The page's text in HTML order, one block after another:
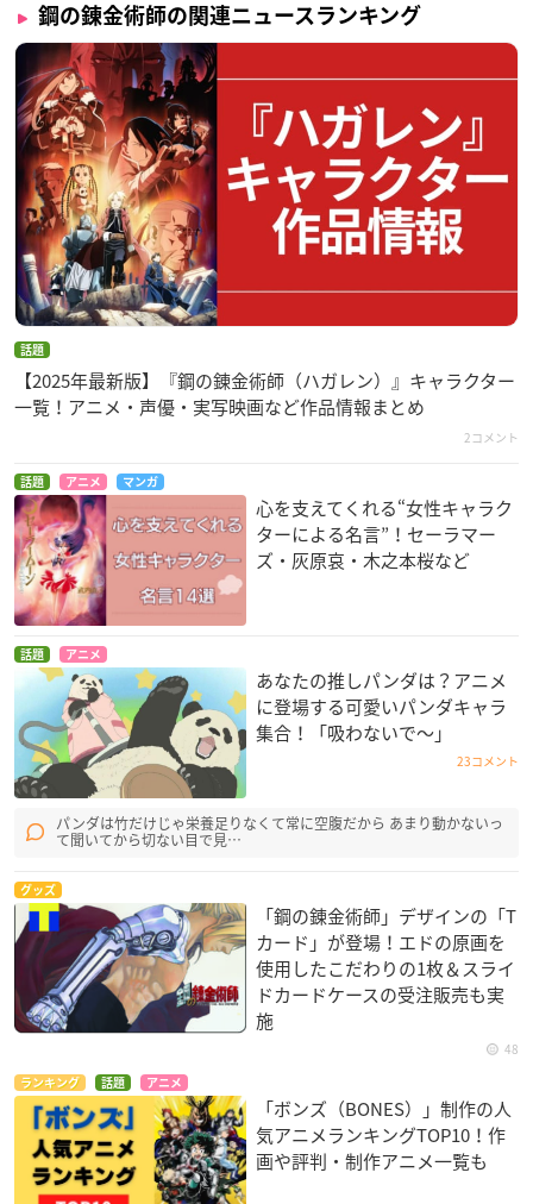
鋼の錬金術師の関連ニュースランキング
話題
【2025年最新版】『鋼の錬金術師（ハガレン）』キャラクター
一覧！アニメ・声優・実写映画など作品情報まとめ
2コメント
話題 アニメ マンガ
心を支えてくれる“女性キャラク
ターによる名言”！セーラマー
ズ・灰原哀・木之本桜など
話題 アニメ
あなたの推しパンダは？アニメ
に登場する可愛いパンダキャラ
集合！「吸わないで〜」
23コメント
パンダは竹だけじゃ栄養足りなくて常に空腹だから あまり動かないっ
て聞いてから切ない目で見…
グッズ
「鋼の錬金術師」デザインの「T
カード」が登場！エドの原画を
使用したこだわりの1枚＆スライ
ドカードケースの受注販売も実
施
48
ランキング 話題 アニメ
「ボンズ（BONES）」制作の人
気アニメランキングTOP10！作
画や評判・制作アニメ一覧も